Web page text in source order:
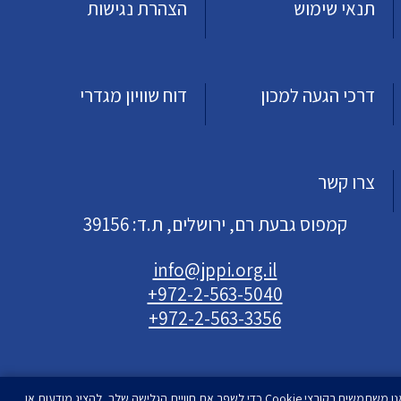
תנאי שימוש הצהרת נגישות
דרכי הגעה למכון דוח שוויון מגדרי
צרו קשר
קמפוס גבעת רם, ירושלים, ת.ד: 39156
info@jppi.org.il
+972-2-563-5040
+972-2-563-3356